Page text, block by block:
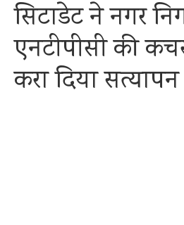
सिटाडेट ने नगर
एनटीपीसी की
करा दिया